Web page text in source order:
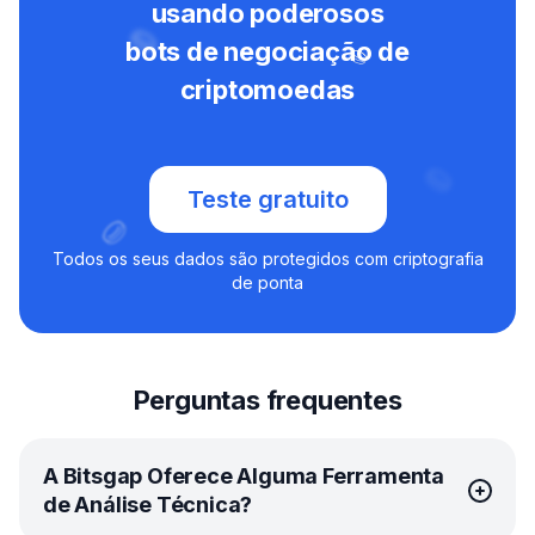
usando poderosos
bots de negociação de
criptomoedas
Teste gratuito
Todos os seus dados são protegidos com criptografia
de ponta
Perguntas frequentes
A Bitsgap Oferece Alguma Ferramenta
de Análise Técnica?